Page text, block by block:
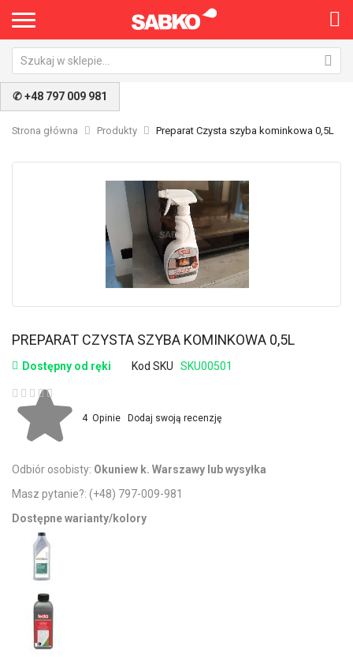
✆ +48 797 009 981
Strona główna Produkty Preparat Czysta szyba kominkowa 0,5L
PREPARAT CZYSTA SZYBA KOMINKOWA 0,5L
Dostępny od ręki Kod SKU
SKU00501
Ocena:
4 Opinie Dodaj swoją recenzję
Odbiór osobisty: Okuniew k. Warszawy lub wysyłka
Masz pytanie?: (+48) 797-009-981
Dostępne warianty/kolory